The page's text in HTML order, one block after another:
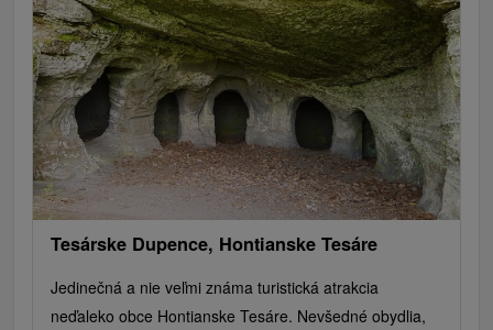
Tesárske Dupence, Hontianske Tesáre
Jedinečná a nie veľmi známa turistická atrakcia
neďaleko obce Hontianske Tesáre. Nevšedné obydlia,